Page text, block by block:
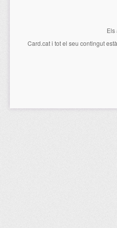
Els
Card.cati tot el seu contingut